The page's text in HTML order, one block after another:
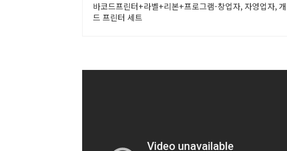
바코드프린터+라벨+리본+프로그램-창업자, 자영업자,
드 프린터 세트